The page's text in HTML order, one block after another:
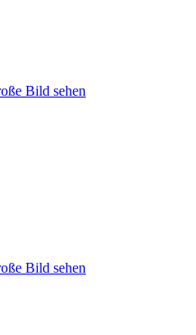
Bild sehen
Bild sehen